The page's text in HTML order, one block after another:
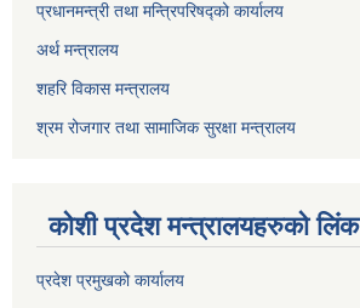
प्रधानमन्त्री तथा मन्त्रिपरिषद्को कार्यालय
अर्थ मन्त्रालय
शहरि विकास मन्त्रालय
श्रम रोजगार तथा सामाजिक सुरक्षा मन्त्रालय
कोशी प्रदेश मन्त्रालयहरुको लिंक
प्रदेश प्रमुखको कार्यालय